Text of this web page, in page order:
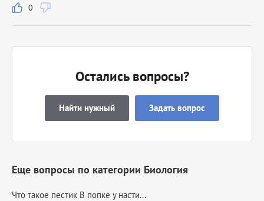
0
Остались вопросы?
Найти нужный Задать вопрос
Еще вопросы по категории Биология
Что такое пестик В попке у насти...